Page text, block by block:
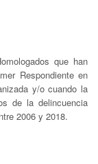
que han
Respondiente en
y/o cuando la
de la delincuencia
2006 y 2018.